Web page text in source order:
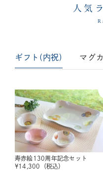
人気
ギフト(内祝) マグ
寿赤絵130周年記念セット
¥14,300 （税込）